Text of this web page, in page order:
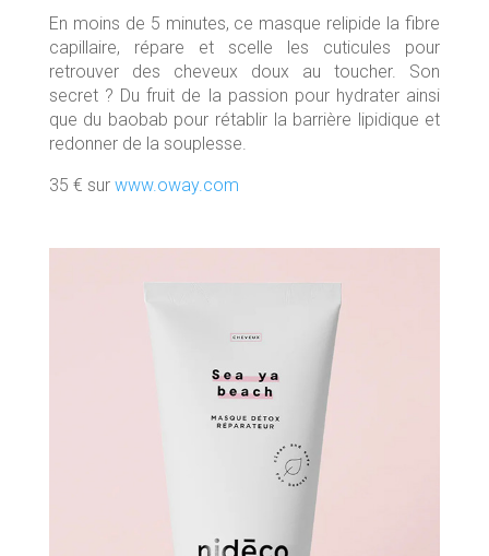
En moins de 5 minutes, ce masque relipide la fibre
capillaire, répare et scelle les cuticules pour
retrouver des cheveux doux au toucher. Son
secret ? Du fruit de la passion pour hydrater ainsi
que du baobab pour rétablir la barrière lipidique et
redonner de la souplesse.
35 € sur www.oway.com